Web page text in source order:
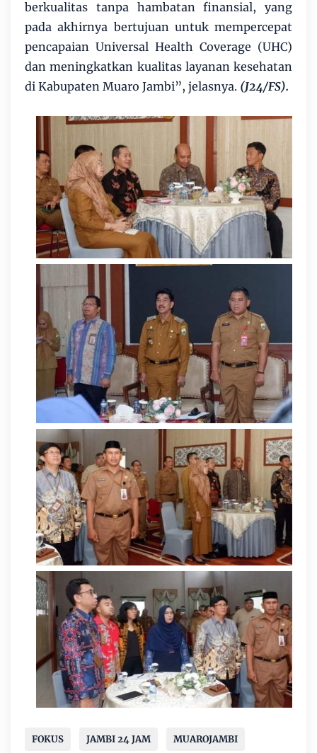
berkualitas tanpa hambatan finansial, yang
pada akhirnya bertujuan untuk mempercepat
pencapaian Universal Health Coverage (UHC)
dan meningkatkan kualitas layanan kesehatan
di Kabupaten Muaro Jambi”, jelasnya. (J24/FS).
FOKUS JAMBI 24 JAM MUAROJAMBI